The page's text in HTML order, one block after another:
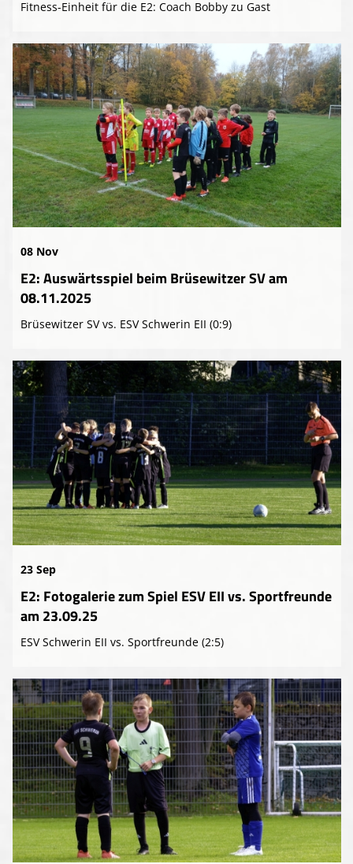
Fitness-Einheit für die E2: Coach Bobby zu Gast
08 Nov
E2: Auswärtsspiel beim Brüsewitzer SV am
08.11.2025
Brüsewitzer SV vs. ESV Schwerin EII (0:9)
23 Sep
E2: Fotogalerie zum Spiel ESV EII vs. Sportfreunde
am 23.09.25
ESV Schwerin EII vs. Sportfreunde (2:5)